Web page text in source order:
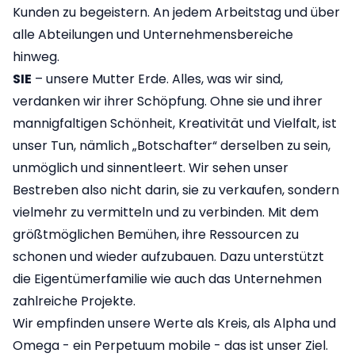
Kunden zu begeistern. An jedem Arbeitstag und über
alle Abteilungen und Unternehmensbereiche
hinweg.
SIE – unsere Mutter Erde. Alles, was wir sind,
verdanken wir ihrer Schöpfung. Ohne sie und ihrer
mannigfaltigen Schönheit, Kreativität und Vielfalt, ist
unser Tun, nämlich „Botschafter“ derselben zu sein,
unmöglich und sinnentleert. Wir sehen unser
Bestreben also nicht darin, sie zu verkaufen, sondern
vielmehr zu vermitteln und zu verbinden. Mit dem
größtmöglichen Bemühen, ihre Ressourcen zu
schonen und wieder aufzubauen. Dazu unterstützt
die Eigentümerfamilie wie auch das Unternehmen
zahlreiche Projekte.
Wir empfinden unsere Werte als Kreis, als Alpha und
Omega - ein Perpetuum mobile - das ist unser Ziel.